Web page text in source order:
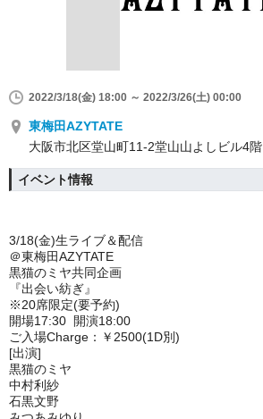
2022/3/18(金) 18:00 ～ 2022/3/26(土) 00:00
東梅田AZYTATE
大阪市北区堂山町11-2堂山山よしビル4階
イベント情報
3/18(金)生ライブ＆配信
＠東梅田AZYTATE
黒猫のミヤ共同企画
『出会い紡ぎ』
※20席限定(要予約)
開場17:30 開演18:00
ご入場Charge：￥2500(1D別)
[出演]
黒猫のミヤ
中村利紗
石黒文野